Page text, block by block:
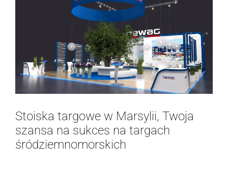
Stoiska targowe w Marsylii, Twoja
szansa na sukces na targach
śródziemnomorskich